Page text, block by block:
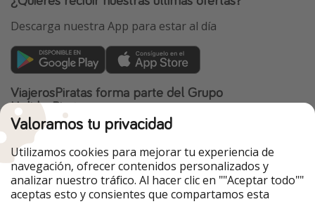
Descarga nuestra App para estar al día
ViajerosPiratas forma parte del Grupo
HolidayPirates
Nuestros mercados
PiratinViaggio
HolidayPirates
VakantiePiraten
WakacyjniPiraci
VoyagesPirates
Ferienpiraten
Urlaubspiraten
Urlaubspiraten
Valoramos tu privacidad
Utilizamos cookies para mejorar tu experiencia de
navegación, ofrecer contenidos personalizados y
analizar nuestro tráfico. Al hacer clic en ""Aceptar todo""
aceptas esto y consientes que compartamos esta